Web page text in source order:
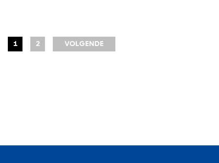
1 2 VOLGENDE